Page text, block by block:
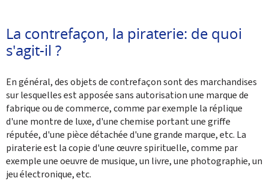
La contrefaçon, la piraterie: de quoi
s'agit-il ?
En général, des objets de contrefaçon sont des marchandises
sur lesquelles est apposée sans autorisation une marque de
fabrique ou de commerce, comme par exemple la réplique
d'une montre de luxe, d'une chemise portant une griffe
réputée, d'une pièce détachée d'une grande marque, etc. La
piraterie est la copie d'une œuvre spirituelle, comme par
exemple une oeuvre de musique, un livre, une photographie, un
jeu électronique, etc.